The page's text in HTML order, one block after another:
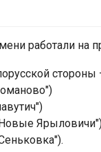
работали на